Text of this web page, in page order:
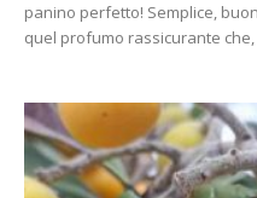
panino perfetto! Semplice,
quel profumo rassicurante che,